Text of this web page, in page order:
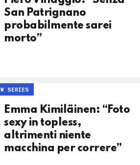
San Patrignano
probabilmente sarei
morto”
W SERIES
Emma Kimiläinen: “Foto
sexy in topless,
altrimenti niente
macchina per correre”